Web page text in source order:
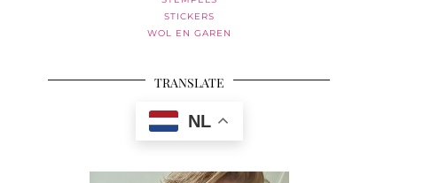
STICKERS
WOL EN GAREN
TRANSLATE
NL